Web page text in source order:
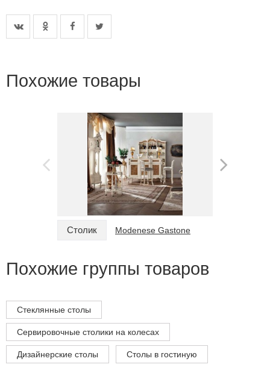
Похожие товары
Столик Modenese Gastone
Похожие группы товаров
Стеклянные столы
Сервировочные столики на колесах
Дизайнерские столы Столы в гостиную